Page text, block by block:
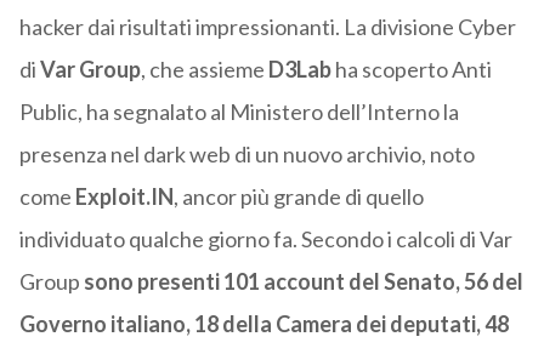
hacker dai risultati impressionanti. La divisione Cyber
diVar Group, che assieme D3Labha scoperto Anti
Public, ha segnalato al Ministero dell’Interno la
presenza nel dark web di un nuovo archivio, noto
come Exploit.IN, ancor più grande di quello
individuato qualche giorno fa. Secondo i calcoli di Var
Group sono presenti 101 account del Senato, 56 del
Governo italiano, 18 della Camera dei deputati, 48